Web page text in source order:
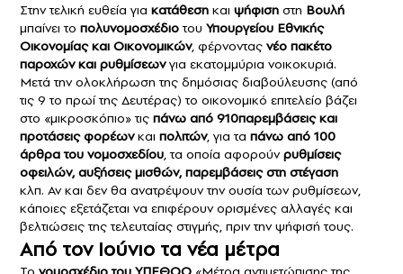
Στην τελική ευθεία για κατάθεση και ψήφιση στη Βουλή
μπαίνει το πολυνομοσχέδιο του Υπουργείου Εθνικής
Οικονομίας και Οικονομικών, φέρνοντας νέο πακέτο
παροχών και ρυθμίσεωνγια εκατομμύρια νοικοκυριά.
Μετά την ολοκλήρωση της δημόσιας διαβούλευσης (από
τις 9 το πρωί της Δευτέρας) το οικονομικό επιτελείο βάζει
στο «μικροσκόπιο» τις πάνω από 910παρεμβάσεις και
προτάσεις φορέωνκαι πολιτών, για τα πάνω από 100
άρθρα του νομοσχεδίου, τα οποία αφορούνρυθμίσεις
οφειλών, αυξήσεις μισθών, παρεμβάσεις στη στέγαση
κλπ. Αν και δεν θα ανατρέψουν την ουσία των ρυθμίσεων,
κάποιες εξετάζεται να επιφέρουν ορισμένες αλλαγές και
βελτιώσεις της τελευταίας στιγμής, πριν την ψήφισή τους.
Από τον Ιούνιο τα νέα μέτρα